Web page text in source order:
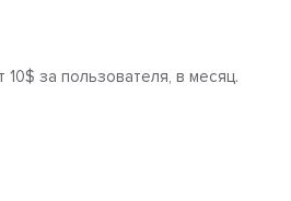
за пользователя, в месяц.